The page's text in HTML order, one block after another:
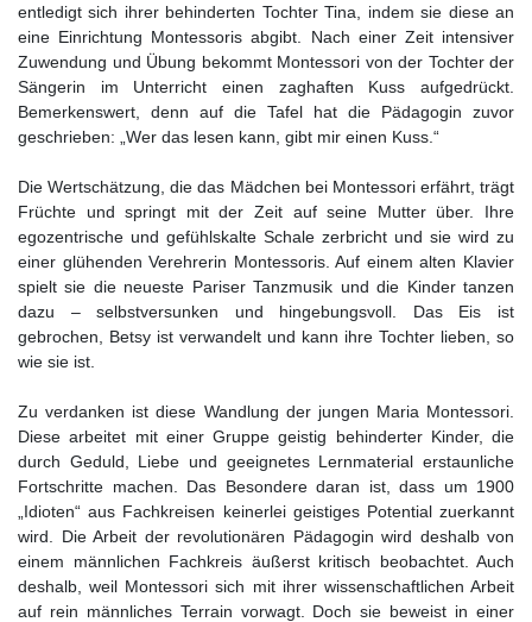
entledigt sich ihrer behinderten Tochter Tina, indem sie diese an
eine Einrichtung Montessoris abgibt. Nach einer Zeit intensiver
Zuwendung und Übung bekommt Montessori von der Tochter der
Sängerin im Unterricht einen zaghaften Kuss aufgedrückt.
Bemerkenswert, denn auf die Tafel hat die Pädagogin zuvor
geschrieben: „Wer das lesen kann, gibt mir einen Kuss.“
Die Wertschätzung, die das Mädchen bei Montessori erfährt, trägt
Früchte und springt mit der Zeit auf seine Mutter über. Ihre
egozentrische und gefühlskalte Schale zerbricht und sie wird zu
einer glühenden Verehrerin Montessoris. Auf einem alten Klavier
spielt sie die neueste Pariser Tanzmusik und die Kinder tanzen
dazu – selbstversunken und hingebungsvoll. Das Eis ist
gebrochen, Betsy ist verwandelt und kann ihre Tochter lieben, so
wie sie ist.
Zu verdanken ist diese Wandlung der jungen Maria Montessori.
Diese arbeitet mit einer Gruppe geistig behinderter Kinder, die
durch Geduld, Liebe und geeignetes Lernmaterial erstaunliche
Fortschritte machen. Das Besondere daran ist, dass um 1900
„Idioten“ aus Fachkreisen keinerlei geistiges Potential zuerkannt
wird. Die Arbeit der revolutionären Pädagogin wird deshalb von
einem männlichen Fachkreis äußerst kritisch beobachtet. Auch
deshalb, weil Montessori sich mit ihrer wissenschaftlichen Arbeit
auf rein männliches Terrain vorwagt. Doch sie beweist in einer